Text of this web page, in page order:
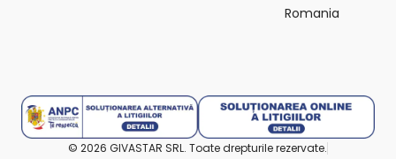
Romania
© 2026 GIVASTAR SRL. Toate drepturile rezervate.